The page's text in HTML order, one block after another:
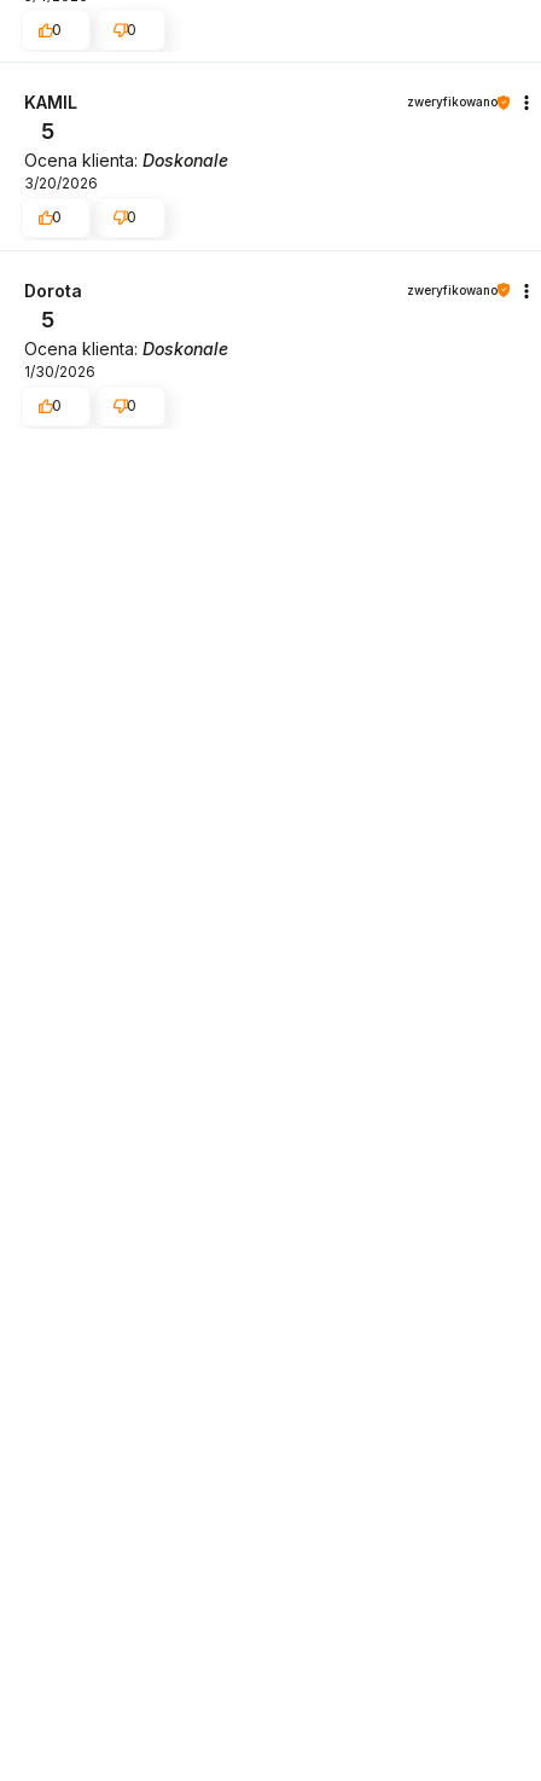
0
0
KAMIL zweryfikowano
5
Ocena klienta: Doskonale
3/20/2026
0
0
Dorota zweryfikowano
5
Ocena klienta: Doskonale
1/30/2026
0
0